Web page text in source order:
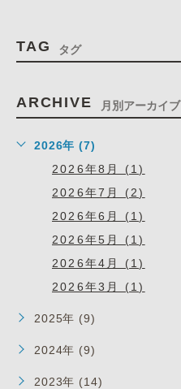
TAG タグ
ARCHIVE 月別アーカイブ
2026年 (7)
2026年8月 (1)
2026年7月 (2)
2026年6月 (1)
2026年5月 (1)
2026年4月 (1)
2026年3月 (1)
2025年 (9)
2024年 (9)
2023年 (14)